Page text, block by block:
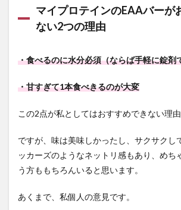
マイプロテインのEAAバーが
ない2つの理由
・食べるのに水分必須（ならば手軽に錠剤
・甘すぎて1本食べきるのが大変
この2点が私としてはおすすめできない理由
ですが、味は美味しかったし、サクサクし
ッカーズのようなネットリ感もあり、めち
う方ももちろんいると思います。
あくまで、私個人の意見です。